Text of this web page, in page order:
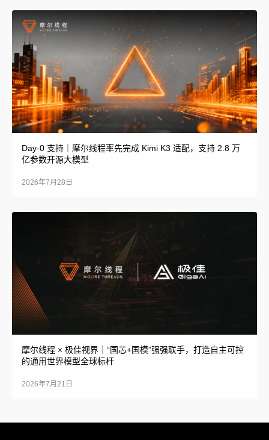
Day-0 支持｜摩尔线程率先完成 Kimi K3 适配，支持 2.8 万
亿参数开源大模型
2026年7月28日
摩尔线程 × 极佳视界｜“国芯+国模”强强联手，打造自主可控
的通用世界模型全球标杆
2026年7月21日